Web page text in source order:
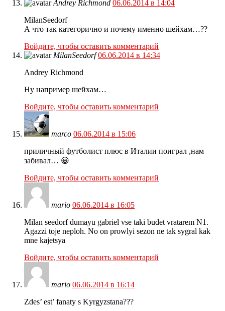
Andrey Richmond 06.06.2014 в 14:04
MilanSeedorf
А что так категорично и почему именно шейхам…??
Войдите, чтобы оставить комментарий
MilanSeedorf 06.06.2014 в 14:34
Andrey Richmond
Ну например шейхам…
Войдите, чтобы оставить комментарий
marco 06.06.2014 в 15:06
приличный футболист плюс в Италии поиграл ,нам
забивал… 😀
Войдите, чтобы оставить комментарий
mario 06.06.2014 в 16:05
Milan seedorf dumayu gabriel vse taki budet vratarem N1.
Agazzi toje neploh. No on prowlyi sezon ne tak sygral kak
mne kajetsya
Войдите, чтобы оставить комментарий
mario 06.06.2014 в 16:14
Zdes’ est’ fanaty s Kyrgyzstana???